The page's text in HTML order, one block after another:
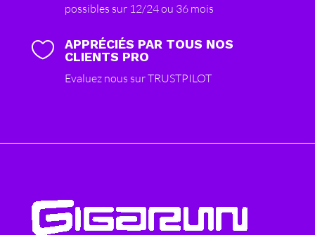
possibles sur 12/24 ou 36 mois

APPRÉCIÉS PAR TOUS NOS
CLIENTS PRO
Evaluez nous sur TRUSTPILOT